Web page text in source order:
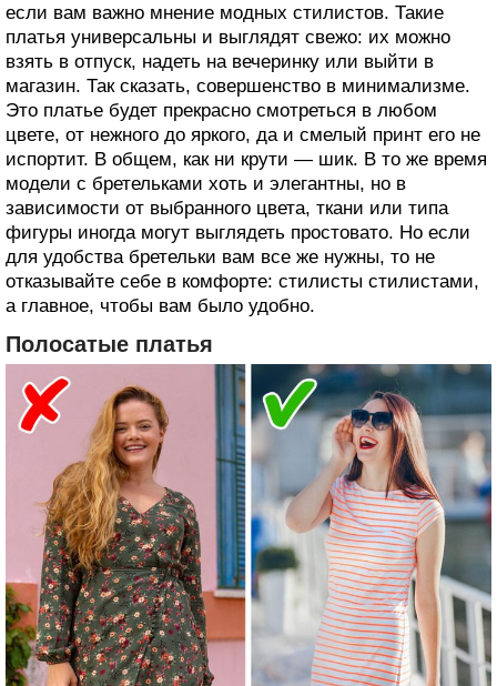
если вам важно мнение модных стилистов. Такие
платья универсальны и выглядят свежо: их можно
взять в отпуск, надеть на вечеринку или выйти в
магазин. Так сказать, совершенство в минимализме.
Это платье будет прекрасно смотреться в любом
цвете, от нежного до яркого, да и смелый принт его не
испортит. В общем, как ни крути — шик. В то же время
модели с бретельками хоть и элегантны, но в
зависимости от выбранного цвета, ткани или типа
фигуры иногда могут выглядеть простовато. Но если
для удобства бретельки вам все же нужны, то не
отказывайте себе в комфорте: стилисты стилистами,
а главное, чтобы вам было удобно.
Полосатые платья